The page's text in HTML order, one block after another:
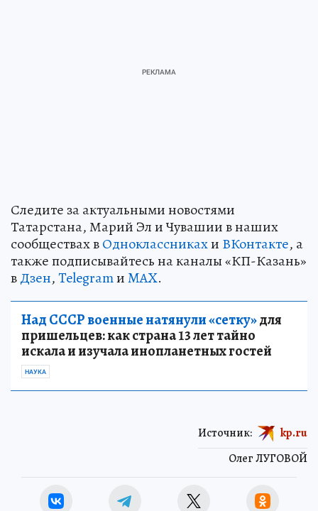
Следите за актуальными новостями
Татарстана, Марий Эл и Чувашии в наших
сообществах вОдноклассникахи ВКонтакте, а
также подписывайтесь на каналы «КП-Казань»
вДзен,TelegramиMAX.
Над СССР военные натянули «сетку»для
пришельцев: как страна 13 лет тайно
искала и изучала инопланетных гостей
НАУКА
Олег ЛУГОВОЙ
Источник: kp.ru